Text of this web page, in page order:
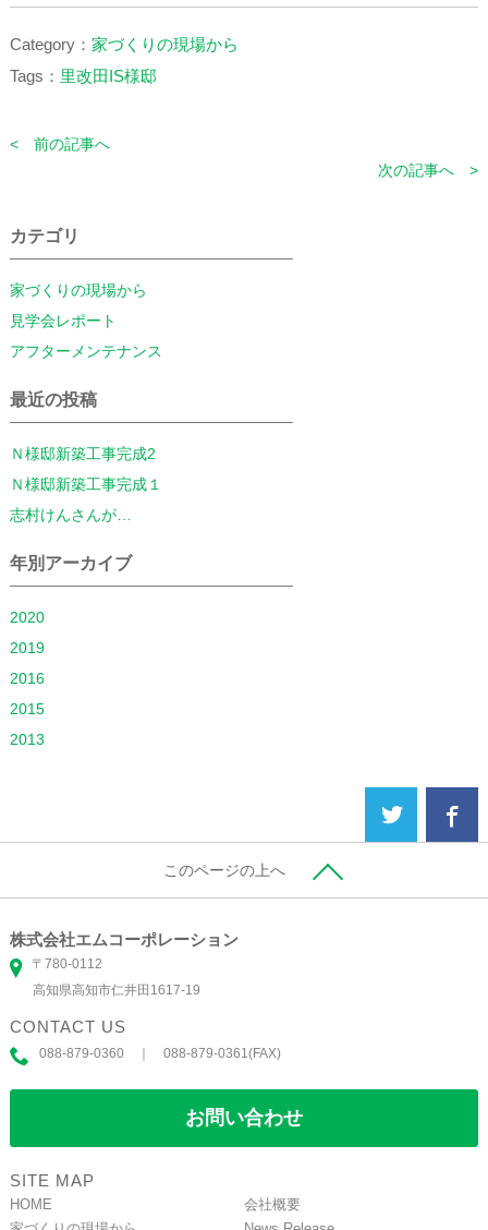
Category： 家づくりの現場から
Tags： 里改田IS様邸
< 前の記事へ
次の記事へ >
カテゴリ
家づくりの現場から
見学会レポート
アフターメンテナンス
最近の投稿
Ｎ様邸新築工事完成2
Ｎ様邸新築工事完成１
志村けんさんが…
年別アーカイブ
2020
2019
2016
2015
2013
このページの上へ
株式会社エムコーポレーション
〒780-0112
高知県高知市仁井田1617-19
CONTACT US
088-879-0360 ｜ 088-879-0361(FAX)
お問い合わせ
SITE MAP
HOME
会社概要